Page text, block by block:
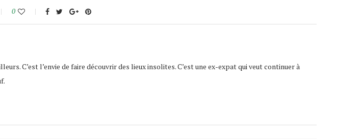
0
C’est l’envie de faire découvrir des lieux insolites. C’est une ex-expat qui veut continuer à